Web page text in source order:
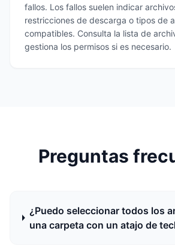
fallos. Los fallos suelen indicar
restricciones de descarga o tipos de
compatibles. Consulta la lista de
gestiona los permisos si es necesario.
Preguntas
¿Puedo seleccionar todos los
una carpeta con un atajo de